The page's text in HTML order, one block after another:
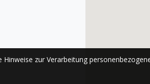
zur Verarbeitung